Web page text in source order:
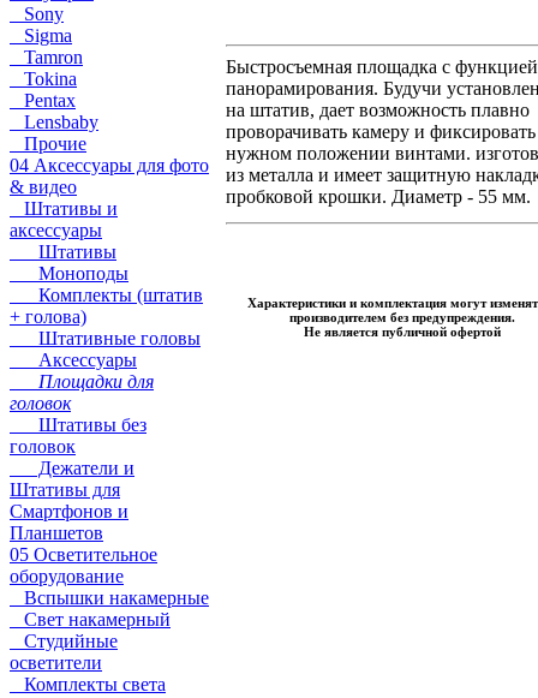
Sony
Sigma
Tamron
Tokina
Pentax
Lensbaby
Прочие
04 Аксессуары для фото
& видео
Штативы и
аксессуары
Штативы
Моноподы
Комплекты (штатив
+ голова)
Штативные головы
Аксессуары
Площадки для
головок
Штативы без
головок
Дежатели и
Штативы для
Смартфонов и
Планшетов
05 Осветительное
оборудование
Вспышки накамерные
Свет накамерный
Студийные
осветители
Комплекты света
Быстросъемная площадка с функцией
панорамирования. Будучи
на штатив, дает возможность плавно
проворачивать камеру и
нужном положении винтами.
из металла и имеет защитную
пробковой крошки. Диаметр - 55 мм.
Характеристики и комплектация могут
производителем без предупреждения.
Не является публичной офертой